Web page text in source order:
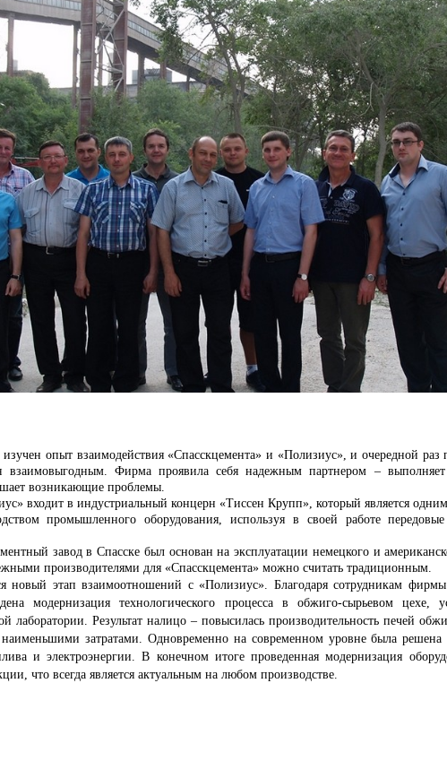
опыт взаимодействия «Спасскцемента» и «Полизиус», и очередной раз
взаимовыгодным. Фирма проявила себя надежным партнером –
возникающие проблемы.
в индустриальный концерн «Тиссен Крупп», который является
промышленного оборудования, используя в своей работе
завод в Спасске был основан на эксплуатации немецкого и
производителями для «Спасскцемента» можно считать традиционным.
взаимоотношений с «Полизиус». Благодаря сотрудникам фирмы
модернизация технологического процесса в обжиго-сырьевом цехе,
лаборатории. Результат налицо – повысилась производительность печей
затратами. Одновременно на современном уровне была решена
и электроэнергии. В конечном итоге проведенная модернизация
что всегда является актуальным на любом производстве.